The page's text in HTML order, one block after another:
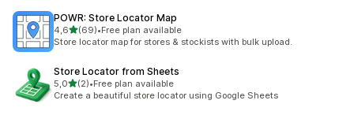
POWR: Store Locator Map
4,6stelle su 5
(69)
69 recensioni totali
•Free plan available
Store locator map for stores & stockists with bulk upload.
Store Locator from Sheets
5,0stelle su 5
(2)
2 recensioni totali
•Free plan available
Create a beautiful store locator using Google Sheets